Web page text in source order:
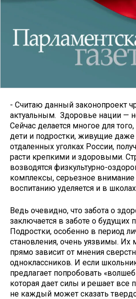
- Считаю данный законопроект
актуальным. Здоровье нации —
Сейчас делается многое для
дети и подростки, живущие
отдаленных уголках России,
расти крепкими и здоровыми.
возводятся физкультурно-
комплексы, серьезное
воспитанию уделяется и в
Ведь очевидно, что забота о
заключается в заботе о будущих
Подростки, особенно в период
становления, очень уязвимы. Их
прямо зависит от мнения
одноклассников. И если
предлагает попробовать
которая дает силы и решает все
не каждый может сказать